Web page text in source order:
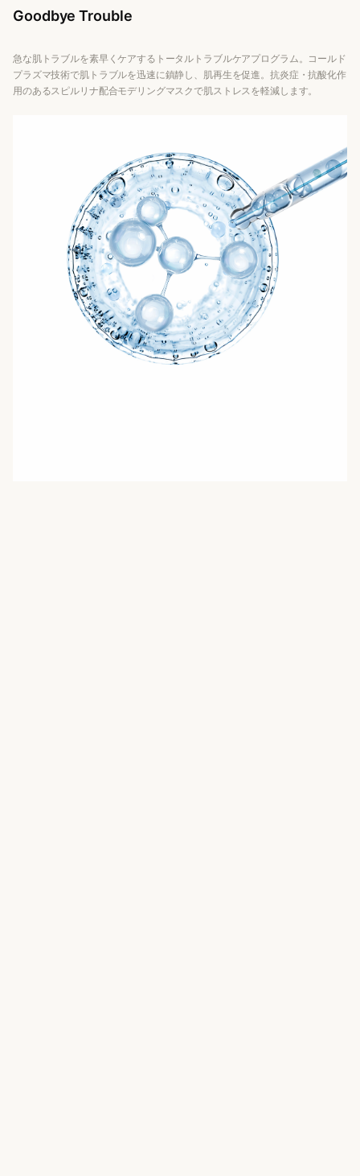
Goodbye Trouble
急な肌トラブルを素早くケアするトータルトラブルケアプログラム。コールド
プラズマ技術で肌トラブルを迅速に鎮静し、肌再生を促進。抗炎症・抗酸化作
用のあるスピルリナ配合モデリングマスクで肌ストレスを軽減します。